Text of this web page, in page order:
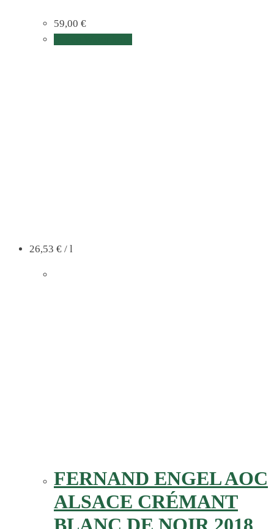
59,00 €
26,53 € / l
FERNAND ENGEL AOC
ALSACE CRÉMANT
BLANC DE NOIR 2018